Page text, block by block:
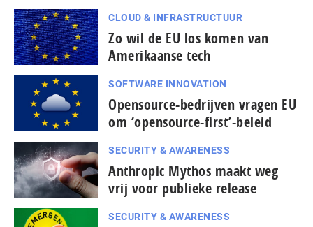
CLOUD & INFRASTRUCTUUR
Zo wil de EU los komen van
Amerikaanse tech
SOFTWARE INNOVATION
Opensource-bedrijven vragen EU
om ‘opensource-first’-beleid
SECURITY & AWARENESS
Anthropic Mythos maakt weg
vrij voor publieke release
SECURITY & AWARENESS